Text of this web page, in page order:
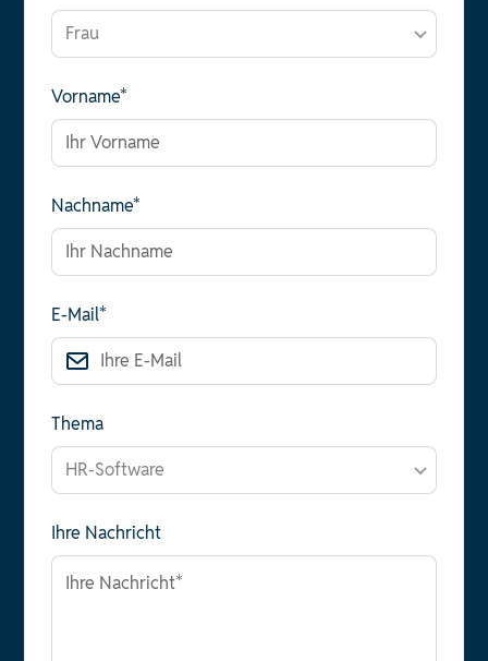
Vorname*
Nachname*
E-Mail*
Thema
Ihre Nachricht